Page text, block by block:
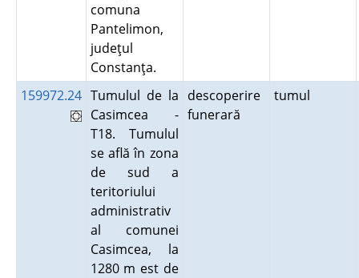
comuna
Pantelimon,
judeţul
Constanţa.
159972.24 Tumulul de la
Casimcea -
T18. Tumulul
se află în zona
de sud a
teritoriului
administrativ
al comunei
Casimcea, la
1280 m est de
descoperire
funerară
tumul